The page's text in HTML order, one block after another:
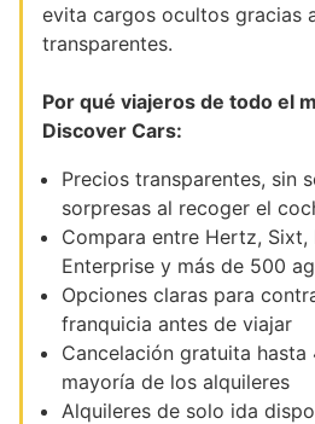
evita cargos ocultos gracias
transparentes.
Por qué viajeros de todo el
Discover Cars:
Precios transparentes, sin
sorpresas al recoger el
Compara entre Hertz, Sixt,
Enterprise y más de 500
Opciones claras para
franquicia antes de viajar
Cancelación gratuita hasta
mayoría de los alquileres
Alquileres de solo ida